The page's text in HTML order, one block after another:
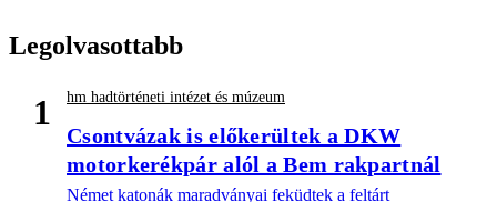
Legolvasottabb
1 hm hadtörténeti intézet és múzeum
Csontvázak is előkerültek a DKW
motorkerékpár alól a Bem rakpartnál
Német katonák maradványai feküdtek a feltárt